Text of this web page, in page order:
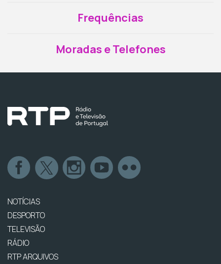
Frequências
Moradas e Telefones
NOTÍCIAS
DESPORTO
TELEVISÃO
RÁDIO
RTP ARQUIVOS